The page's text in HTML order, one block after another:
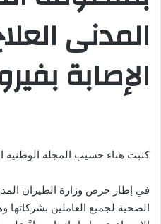
و
ن
ي
المدنى
الإصابة
كتبت هناء حسيب المجله الوطنيه
في إطار حرص وزارة الطيران
الصحية لجميع العاملين بشركاتها